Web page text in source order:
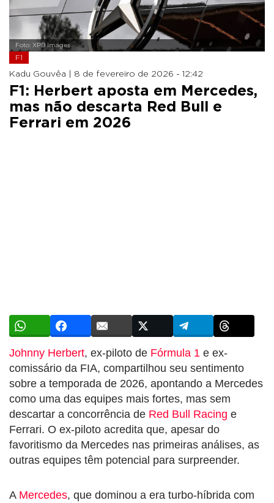
Foto: XPB Images
F1
Kadu Gouvêa | 8 de fevereiro de 2026 - 12:42
F1: Herbert aposta em Mercedes,
mas não descarta Red Bull e
Ferrari em 2026
Johnny Herbert, ex-piloto de Fórmula 1 e ex-
comissário da FIA, compartilhou seu sentimento
sobre a temporada de 2026, apontando a Mercedes
como uma das equipes mais fortes, mas sem
descartar a concorrência de Red Bull Racing e
Ferrari. O ex-piloto acredita que, apesar do
favoritismo da Mercedes nas primeiras análises, as
outras equipes têm potencial para surpreender.
A Mercedes, que dominou a era turbo-híbrida com